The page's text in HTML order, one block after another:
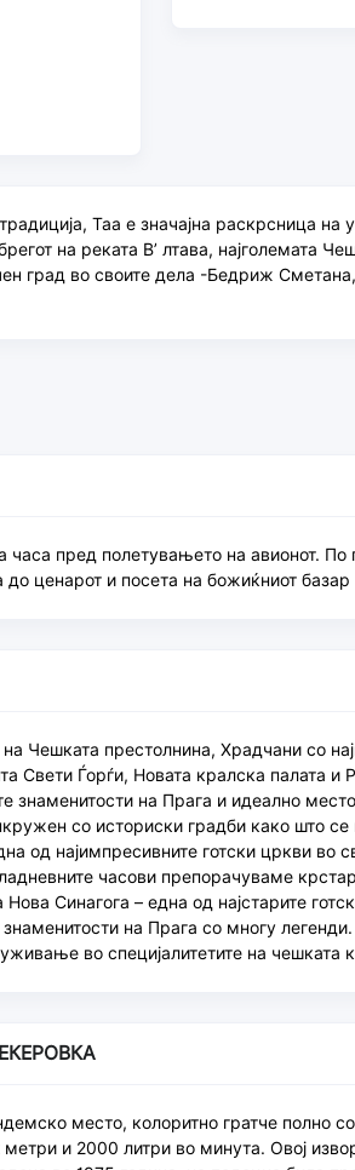
Таа е значајна раскрсница
на реката В’ лтава, најголемата
град во своите дела -Бедриж
пред полетувањето на авионот.
ценарот и посета на божиќниот
Чешката престолнина, Храдчани со
Свети Ѓорѓи, Новата кралска палата и
знаменитости на Прага и идеално
со историски градби како што
од најимпресивните готски цркви во
часови препорачуваме
Синагога – една од најстарите
на Прага со многу
во специјалитетите на чешката
место, колоритно гратче полно
и 2000 литри во минута. Овој